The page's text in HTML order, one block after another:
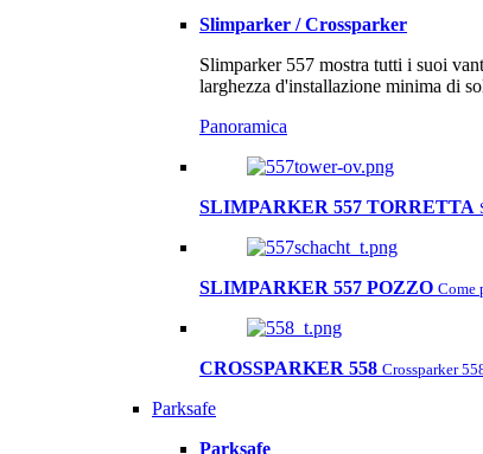
Slimparker / Crossparker
Slimparker 557 mostra tutti i suoi
larghezza d'installazione minima di
Panoramica
SLIMPARKER 557 TORRETTA
SLIMPARKER 557 POZZO Come
CROSSPARKER 558 Crossparker
Parksafe
Parksafe